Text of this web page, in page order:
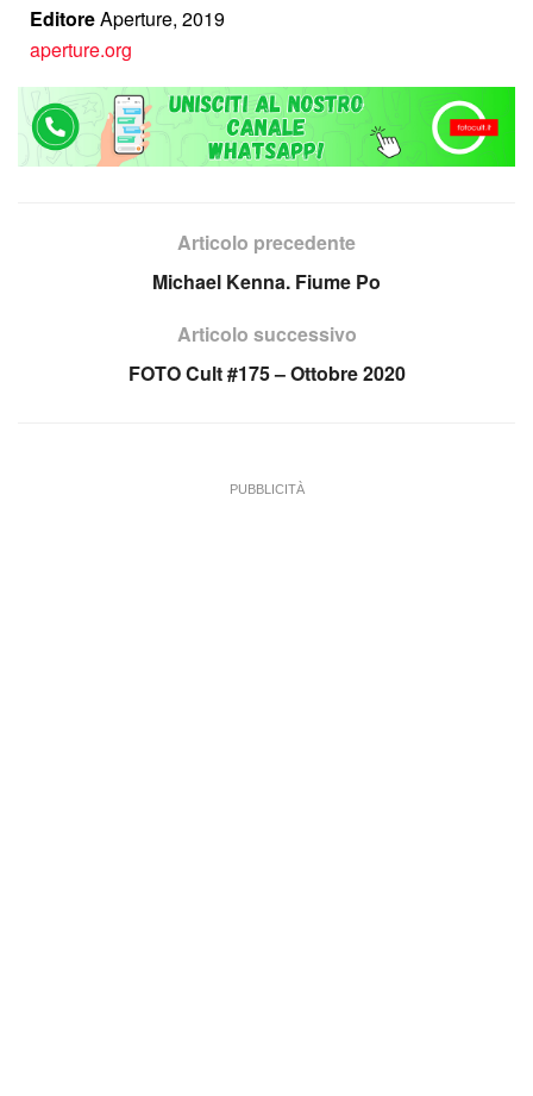
EditoreAperture, 2019
aperture.org
Articolo precedente
Michael Kenna. Fiume Po
Articolo successivo
FOTO Cult #175 – Ottobre 2020
PUBBLICITÀ